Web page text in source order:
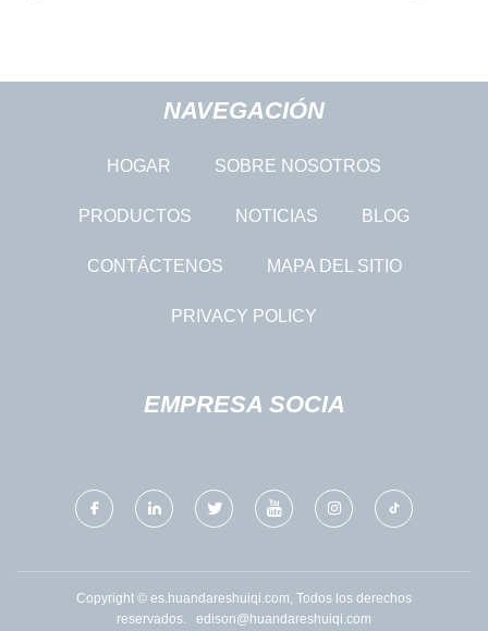
NAVEGACIÓN
HOGAR SOBRE NOSOTROS
PRODUCTOS NOTICIAS BLOG
CONTÁCTENOS MAPA DEL SITIO
PRIVACY POLICY
EMPRESA SOCIA
Copyright © es.huandareshuiqi.com, Todos los derechos
reservados. edison@huandareshuiqi.com